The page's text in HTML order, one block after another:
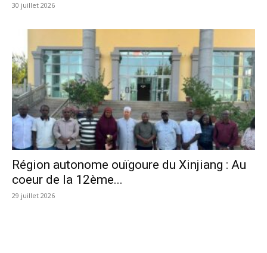
30 juillet 2026
Région autonome ouïgoure du Xinjiang : Au
coeur de la 12ème...
29 juillet 2026